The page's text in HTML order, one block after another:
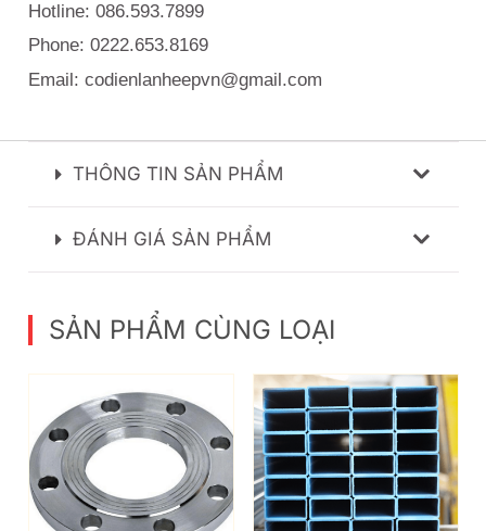
Hotline: 086.593.7899
Phone: 0222.653.8169
Email: codienlanheepvn@gmail.com
THÔNG TIN SẢN PHẨM
ĐÁNH GIÁ SẢN PHẨM
SẢN PHẨM CÙNG LOẠI